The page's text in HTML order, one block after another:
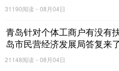
市生活，成为不可或缺的一部
相信在不久之后，青岛
有引领性、代表性、开创性
31190阅读 08月04日
青岛针对个体工商户有没有
岛市民营经济发展局答复来
21148阅读 08月04日